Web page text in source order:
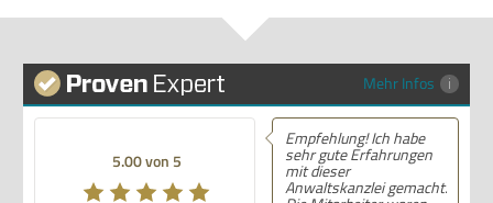
Mehr Infos
5.00 von 5
Empfehlung! Ich habe
sehr gute Erfahrungen
mit dieser
Anwaltskanzlei gemacht.